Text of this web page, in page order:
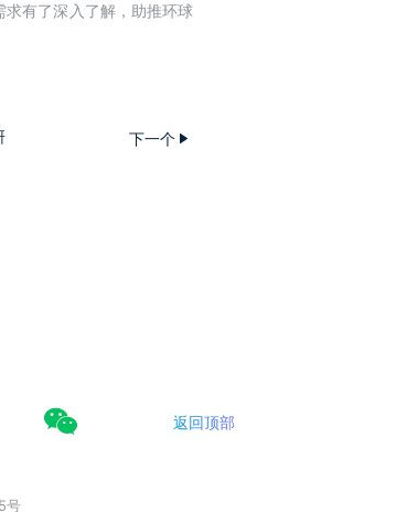
有了深入了解，助推环球
下一个
返回顶部
号